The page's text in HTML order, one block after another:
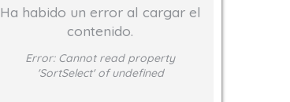
Ha habido un error al cargar el
contenido.
Error: Cannot read property
'SortSelect' of undefined